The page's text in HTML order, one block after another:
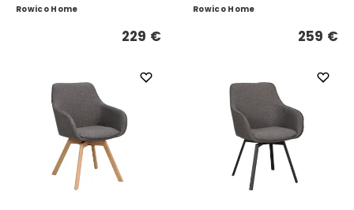
Rowico Home
229 €
Rowico Home
259 €